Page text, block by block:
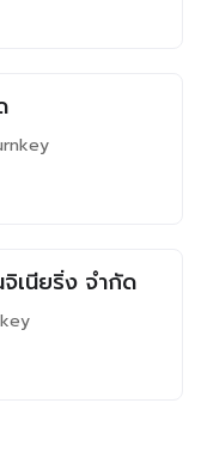
เนียริ่ง จำกัด